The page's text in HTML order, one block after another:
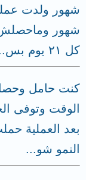
شهور وماحصلش
كل ٢١ يوم بس...
كنت حامل
الوقت وتوفى
بعد العملية
النمو شو...